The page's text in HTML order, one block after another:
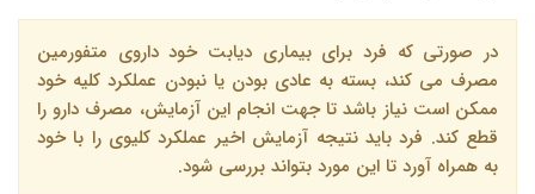
در صورتی که فرد برای بیماری دیابت خود داروی متفورمین
مصرف می کند، بسته به عادی بودن یا نبودن عملکرد کلیه خود
ممکن است نیاز باشد تا جهت انجام این آزمایش، مصرف دارو را
قطع کند. فرد باید نتیجه آزمایش اخیر عملکرد کلیوی را با خود
به همراه آورد تا این مورد بتواند بررسی شود.